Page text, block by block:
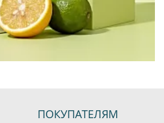
ПОКУПАТЕЛЯМ